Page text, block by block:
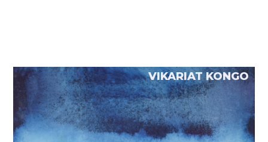
VIKARIAT KONGO